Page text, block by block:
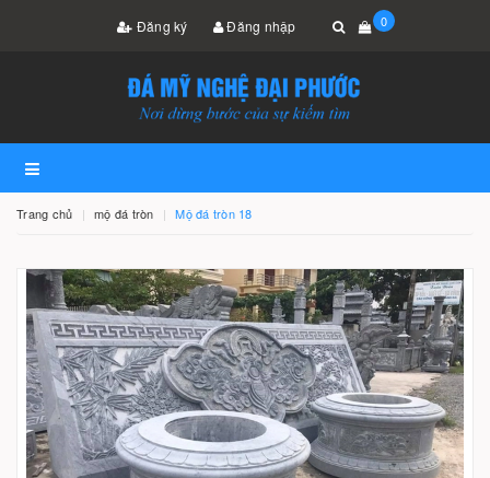
Đăng ký Đăng nhập 0
Trang chủ mộ đá tròn Mộ đá tròn 18